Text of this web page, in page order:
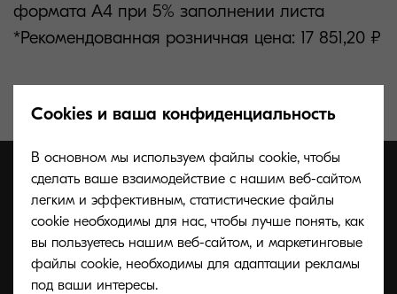
формата А4 при 5% заполнении листа
*Рекомендованная розничная цена: 17 851,20 ₽
Cookies и ваша конфиденциальность
В основном мы используем файлы cookie, чтобы
сделать ваше взаимодействие с нашим веб-сайтом
легким и эффективным, статистические файлы
cookie необходимы для нас, чтобы лучше понять, как
вы пользуетесь нашим веб-сайтом, и маркетинговые
файлы cookie, необходимы для адаптации рекламы
под ваши интересы.